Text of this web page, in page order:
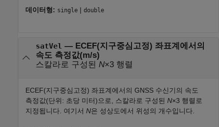
데이터형: single | double
satVel — ECEF(지구중심고정) 좌표계에서의
속도 측정값(m/s)
스칼라로 구성된 N×3 행렬
ECEF(지구중심고정) 좌표계에서의 GNSS 수신기의 속도
측정값(단위: 초당 미터)으로, 스칼라로 구성된 N×3 행렬로
지정됩니다. 여기서 N은 성상도에서 위성의 개수입니다.